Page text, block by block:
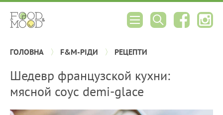
ГОЛОВНА F&M-РІДИ РЕЦЕПТИ
Шедевр французской кухни:
мясной соус demi-glace